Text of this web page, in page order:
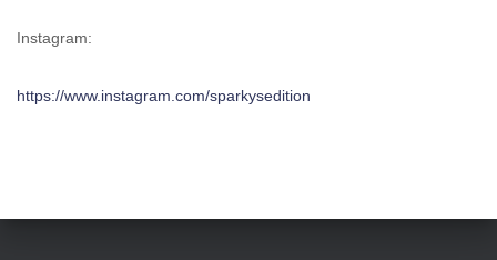
Instagram:
https://www.instagram.com/sparkysedition